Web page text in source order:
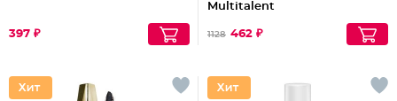
397 ₽
Multitalent
1128 462 ₽